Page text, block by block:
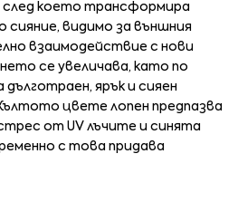
след което трансформира
видимо за външния
взаимодействие с нови
се увеличава, като по
ярък и сияен
цвете лопен предпазва
от UV лъчите и синята
с това придава